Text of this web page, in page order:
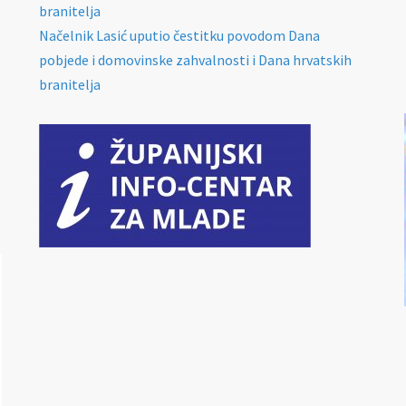
branitelja
Načelnik Lasić uputio čestitku povodom Dana
pobjede i domovinske zahvalnosti i Dana hrvatskih
branitelja